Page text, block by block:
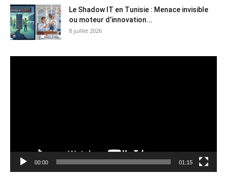
Le Shadow IT en Tunisie : Menace invisible
ou moteur d’innovation...
8 juillet 2026
00:00 01:15